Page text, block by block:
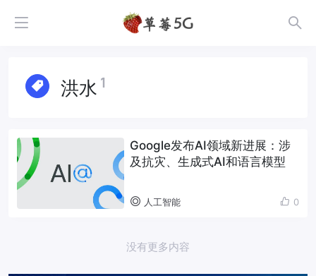
洪水 1
Google发布AI领域新进展：涉
及抗灾、生成式AI和语言模型
人工智能 0
没有更多内容